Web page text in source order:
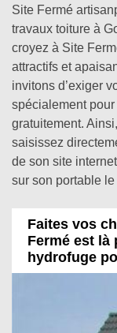
Site Fermé
travaux toiture à
croyez à Site
attractifs et
invitons d’exiger
spécialement
gratuitement.
saisissez
de son site
sur son portable
Faites vos
Fermé est là
hydrofuge